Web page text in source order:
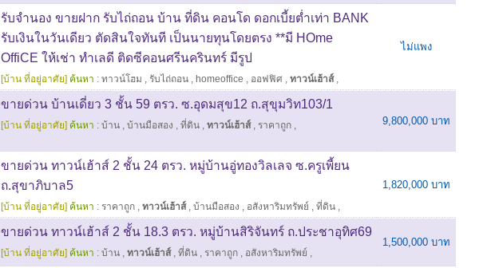
รับจำนอง ขายฝาก รับไถ่ถอน บ้าน ที่ดิน คอนโด ดอกเบี้ยต่ำเท่า BANK
รับเงินในวันเดียว ตัดสินใจทันที เป็นนายทุนโดยตรง **มี HOme
OffiCE ให้เช่า ทำเลดี ติดซีคอนศรีนครินทร์ มีรูป
[บ้าน ที่อยู่อาศัย] ค้นหา : ทาวน์โฮม , รับไถ่ถอน , homeoffice , ออฟฟิศ , ทาวน์เฮ้าส์,
ไม่แพง
ขายด่วน บ้านเดี่ยว 3 ชั้น 59 ตรว. ซ.อุดมสุข12 ถ.สุขุมวิท103/1
[บ้าน ที่อยู่อาศัย] ค้นหา : บ้าน , บ้านมือสอง , ที่ดิน , ทาวน์เฮ้าส์, ราคาถูก , 9,800,000 บาท
ขายด่วน ทาวน์เฮ้าส์ 2 ชั้น 24 ตรว. หมู่บ้านอู่ทองวิลเลจ ซ.ครูเพี้ยน
ถ.สุขาภิบาล5
[บ้าน ที่อยู่อาศัย] ค้นหา : ราคาถูก , ทาวน์เฮ้าส์, บ้านมือสอง , อสังหาริมทรัพย์ , ที่ดิน ,
1,820,000 บาท
ขายด่วน ทาวน์เฮ้าส์ 2 ชั้น 18.3 ตรว. หมู่บ้านสิริจันทร์ ถ.ประชาอุทิศ69
[บ้าน ที่อยู่อาศัย] ค้นหา : บ้าน , ทาวน์เฮ้าส์, ที่ดิน , ราคาถูก , อสังหาริมทรัพย์ ,
1,500,000 บาท